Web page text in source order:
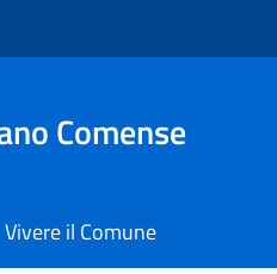
Comense
Vivere il Comune